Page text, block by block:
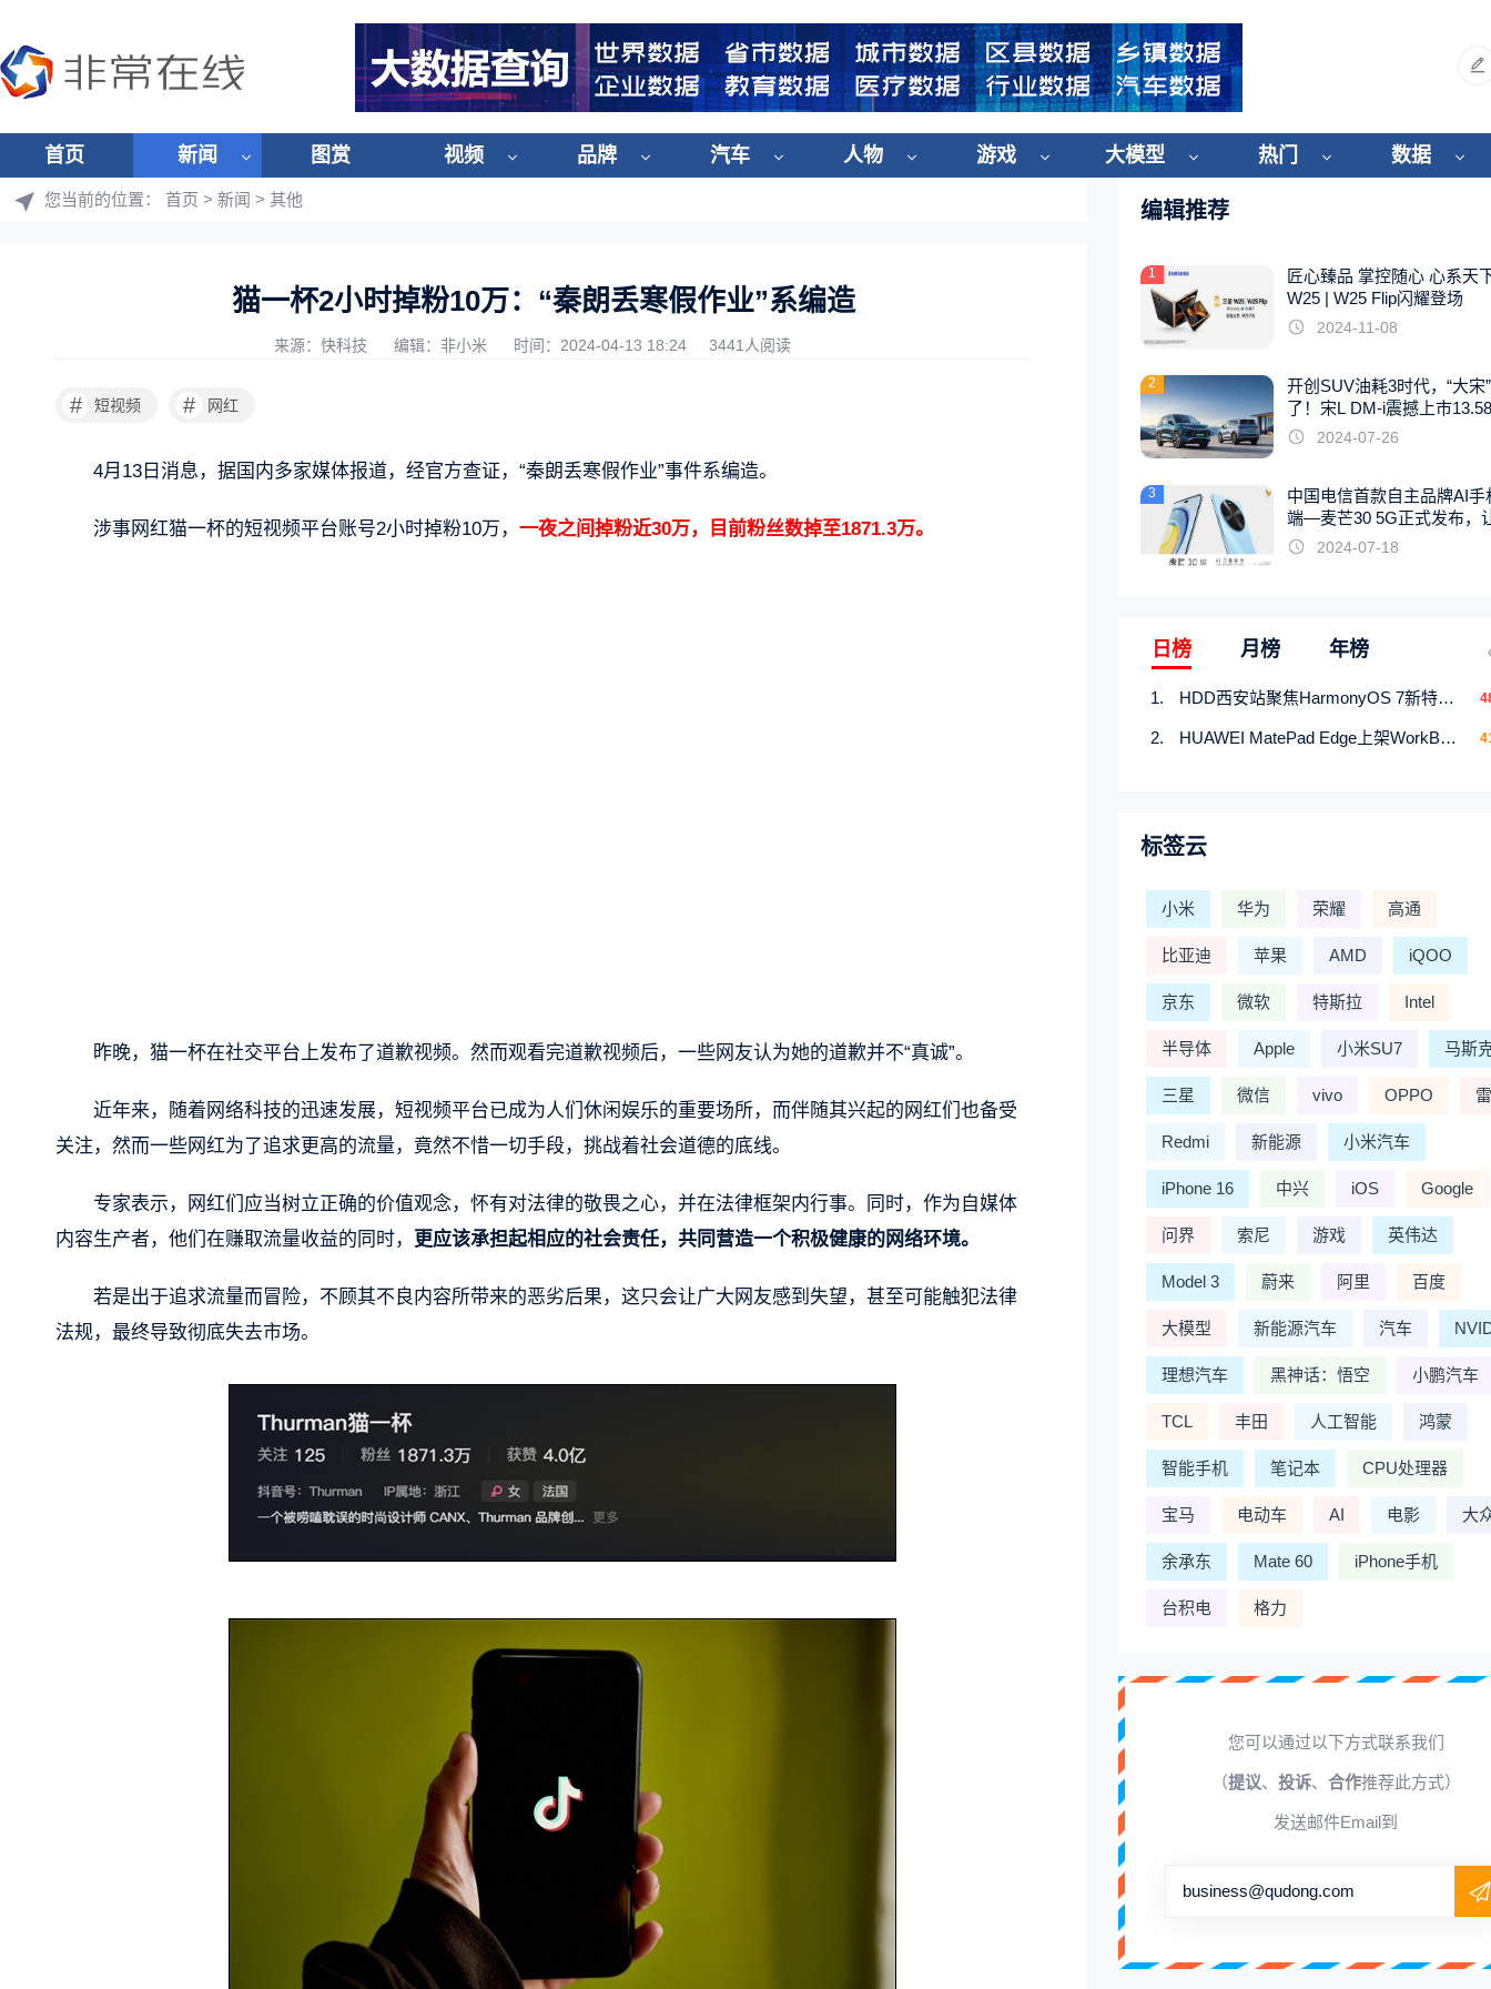
首页 新闻 图赏 视频 品牌 汽车 人物 游戏 大模型 热门 数据
您当前的位置： 首页 > 新闻 > 其他
猫一杯2小时掉粉10万：“秦朗丢寒假作业”系编造
来源：快科技 编辑：非小米 时间：2024-04-13 18:24 3441人阅读
# 短视频 # 网红
4月13日消息，据国内多家媒体报道，经官方查证，“秦朗丢寒假作业”事件系编造。
涉事网红猫一杯的短视频平台账号2小时掉粉10万， 一夜之间掉粉近30万，目前粉丝数掉至1871.3万。
昨晚，猫一杯在社交平台上发布了道歉视频。然而观看完道歉视频后，一些网友认为她的道歉并不“真诚”。
近年来，随着网络科技的迅速发展，短视频平台已成为人们休闲娱乐的重要场所，而伴随其兴起的网红们也备受
关注，然而一些网红为了追求更高的流量，竟然不惜一切手段，挑战着社会道德的底线。
专家表示，网红们应当树立正确的价值观念，怀有对法律的敬畏之心，并在法律框架内行事。同时，作为自媒体
内容生产者，他们在赚取流量收益的同时， 更应该承担起相应的社会责任，共同营造一个积极健康的网络环境。
若是出于追求流量而冒险，不顾其不良内容所带来的恶劣后果，这只会让广大网友感到失望，甚至可能触犯法律
法规，最终导致彻底失去市场。
编辑推荐
1
匠心臻品 掌控随心 心系天
W25 | W25 Flip闪耀登场
2024-11-08
2
开创SUV油耗3时代，“大宋
了！宋L DM-i震撼上市
起
2024-07-26
3
中国电信首款自主品牌AI手
端—麦芒30 5G正式发布，
触手可及2024-07-18
日榜 月榜 年榜
HDD西安站聚焦HarmonyOS 7新特性，解锁从互联到智能的应用开发新范式
HUAWEI MatePad Edge上架WorkBuddy鸿蒙PC版，说话就能干活的AI办公搭子
标签云
小米 华为 荣耀 高通
比亚迪 苹果 AMD iQOO
京东 微软 特斯拉 Intel
半导体 Apple 小米SU7 马斯
三星 微信 vivo OPPO
Redmi 新能源 小米汽车
iPhone 16 中兴 iOS Google
问界 索尼 游戏 英伟达
Model 3 蔚来 阿里 百度
大模型 新能源汽车 汽车
理想汽车 黑神话：悟空 小鹏汽车
TCL 丰田 人工智能 鸿蒙
智能手机 笔记本 CPU处理器
宝马 电动车 AI 电影 大
余承东 Mate 60 iPhone手机
台积电 格力
您可以通过以下方式联系我们
（提议、 投诉、 合作推荐此方式）
发送邮件Email到
business@qudong.com